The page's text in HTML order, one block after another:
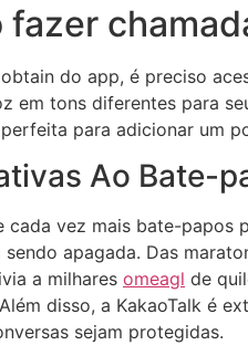
fazer
do app, é preciso
em tons diferentes para
para adicionar um
Ao Bate-
cada vez mais bate-papos
sendo apagada. Das
a milhares omeagl de
disso, a KakaoTalk é
sejam protegidas.